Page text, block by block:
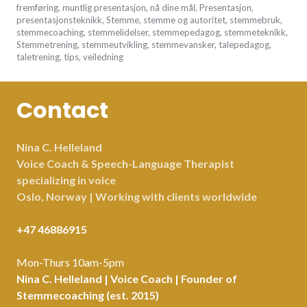
30,
2016
fremføring, muntlig presentasjon, nå dine mål, Presentasjon,
presentasjonsteknikk, Stemme, stemme og autoritet, stemmebruk,
stemmecoaching, stemmelidelser, stemmepedagog, stemmeteknikk,
Stemmetrening, stemmeutvikling, stemmevansker, talepedagog,
taletrening, tips, veiledning
Contact
Nina C. Helleland
Voice Coach & Speech-Language Therapist
specializing in voice
Oslo, Norway | Working with clients worldwide
+47 46886915
Mon-Thurs 10am-5pm
Nina C. Helleland | Voice Coach | Founder of
Stemmecoaching (est. 2015)